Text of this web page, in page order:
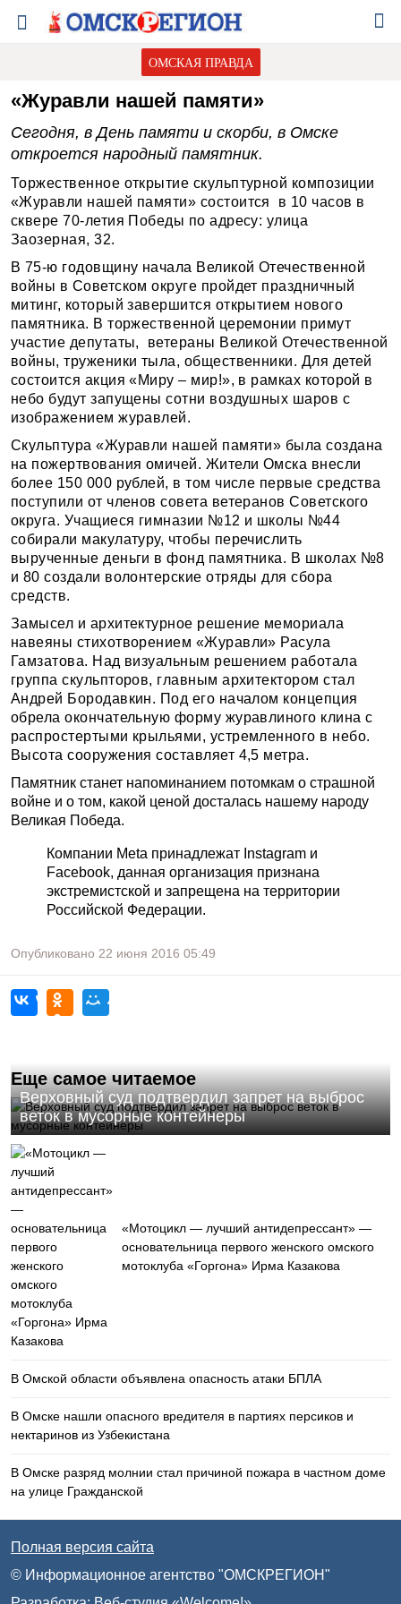
ОМСКАЯ ПРАВДА
«Журавли нашей памяти»
Сегодня, в День памяти и скорби, в Омске
откроется народный памятник.
Торжественное открытие скульптурной композиции
«Журавли нашей памяти» состоится в 10 часов в
сквере 70-летия Победы по адресу: улица
Заозерная, 32.
В 75-ю годовщину начала Великой Отечественной
войны в Советском округе пройдет праздничный
митинг, который завершится открытием нового
памятника. В торжественной церемонии примут
участие депутаты, ветераны Великой Оте­чественной
войны, труженики тыла, общественники. Для детей
состоится акция «Миру – мир!», в рамках которой в
небо будут запущены сотни воздушных шаров с
изображением журавлей.
Скульптура «Журавли нашей памяти» была создана
на пожертвования омичей. Жители Омска внесли
более 150 000 рублей, в том числе первые средства
поступили от членов совета ветеранов Советского
округа. Учащиеся гимназии №12 и школы №44
собирали макулатуру, чтобы перечислить
вырученные деньги в фонд памятника. В школах №8
и 80 создали волонтерские отряды для сбора
средств.
Замысел и архитектурное решение мемориала
навеяны стихотворением «Журавли» Расула
Гамзатова. Над визуальным решением работала
группа скульпторов, главным архитектором стал
Андрей Бородавкин. Под его началом концепция
обрела окончательную форму журавлиного клина с
распростертыми крыльями, устремленного в небо.
Высота сооружения составляет 4,5 метра.
Памятник станет напоминанием потомкам о страшной
войне и о том, какой ценой досталась нашему народу
Великая Победа.
Компании Meta принадлежат Instagram и
Facebook, данная организация признана
экстремистской и запрещена на территории
Российской Федерации.
Опубликовано 22 июня 2016 05:49
Еще самое читаемое
Верховный суд подтвердил запрет на выброс
веток в мусорные контейнеры
«Мотоцикл — лучший антидепрессант» —
основательница первого женского омского
мотоклуба «Горгона» Ирма Казакова
В Омской области объявлена опасность атаки БПЛА
В Омске нашли опасного вредителя в партиях персиков и
нектаринов из Узбекистана
В Омске разряд молнии стал причиной пожара в частном доме
на улице Гражданской
Полная версия сайта
© Информационное агентство "ОМСКРЕГИОН"